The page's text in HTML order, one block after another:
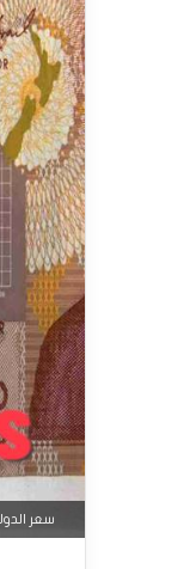
سعر